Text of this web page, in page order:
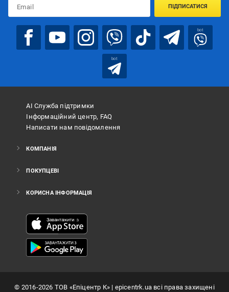
ПІДПИСАТИСЯ
bot
bot
АІ Служба підтримки
Інформаційний центр, FAQ
Написати нам повідомлення
КОМПАНІЯ
ПОКУПЦЕВІ
КОРИСНА ІНФОРМАЦІЯ
© 2016-2026 ТОВ «Епіцентр К»| epicentrk.ua всі права захищені